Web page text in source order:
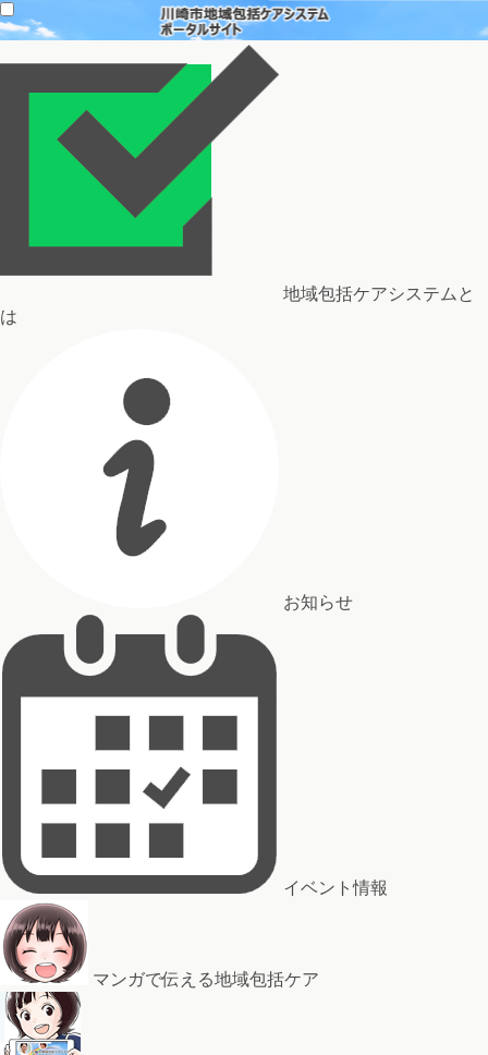
地域包括ケアシステムと
は
お知らせ
イベント情報
マンガで伝える地域包括ケア